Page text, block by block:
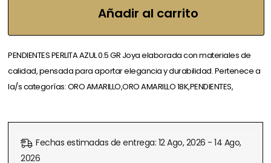
Añadir al carrito
PENDIENTES PERLITA AZUL 0.5 GR Joya elaborada con materiales de
calidad, pensada para aportar elegancia y durabilidad. Pertenece a
la/s categorías: ORO AMARILLO,ORO AMARILLO 18K,PENDIENTES,
Fechas estimadas de entrega: 12 Ago, 2026 - 14 Ago,
2026